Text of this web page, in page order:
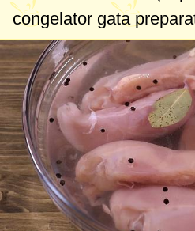
congelator gata